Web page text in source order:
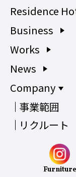
Residence
Business
Works
News
Company
事業範囲
リクルート
Furniture